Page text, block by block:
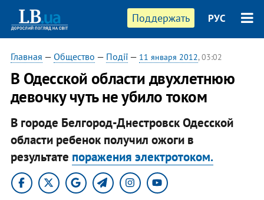
Поддержать РУС
Главная — Общество — Події— 11 января 2012, 03:02
В Одесской области двухлетнюю
девочку чуть не убило током
В городе Белгород-Днестровск Одесской
области ребенок получил ожоги в
результате поражения электротоком.